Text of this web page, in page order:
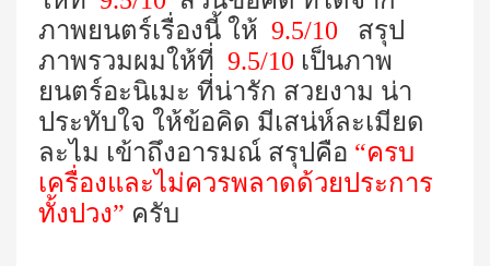
ภาพยนตร์เรื่องนี้ ให้ 9.5/10 สรุป
ภาพรวมผมให้ที่ 9.5/10 เป็นภาพ
ยนตร์อะนิเมะ ที่น่ารัก สวยงาม น่า
ประทับใจ ให้ข้อคิด มีเสน่ห์ละเมียด
ละไม เข้าถึงอารมณ์ สรุปคือ “ครบ
เครื่องและไม่ควรพลาดด้วยประการ
ทั้งปวง” ครับ